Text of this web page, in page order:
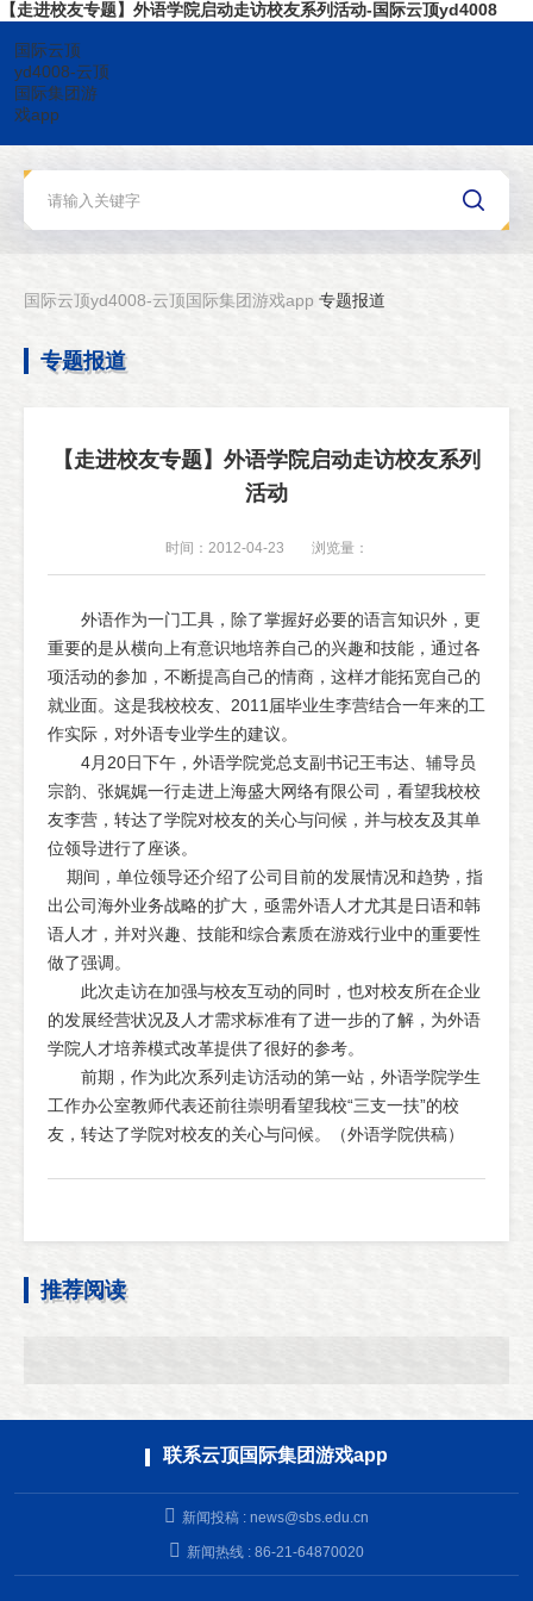
【走进校友专题】外语学院启动走访校友系列活动-国际云顶yd4008
国际云顶
yd4008-云顶
国际集团游
戏app
国际云顶yd4008-云顶国际集团游戏app 专题报道
专题报道
【走进校友专题】外语学院启动走访校友系列
活动
时间：2012-04-23 浏览量：
外语作为一门工具，除了掌握好必要的语言知识外，更
重要的是从横向上有意识地培养自己的兴趣和技能，通过各
项活动的参加，不断提高自己的情商，这样才能拓宽自己的
就业面。这是我校校友、2011届毕业生李营结合一年来的工
作实际，对外语专业学生的建议。
4月20日下午，外语学院党总支副书记王韦达、辅导员
宗韵、张娓娓一行走进上海盛大网络有限公司，看望我校校
友李营，转达了学院对校友的关心与问候，并与校友及其单
位领导进行了座谈。
期间，单位领导还介绍了公司目前的发展情况和趋势，指
出公司海外业务战略的扩大，亟需外语人才尤其是日语和韩
语人才，并对兴趣、技能和综合素质在游戏行业中的重要性
做了强调。
此次走访在加强与校友互动的同时，也对校友所在企业
的发展经营状况及人才需求标准有了进一步的了解，为外语
学院人才培养模式改革提供了很好的参考。
前期，作为此次系列走访活动的第一站，外语学院学生
工作办公室教师代表还前往崇明看望我校“三支一扶”的校
友，转达了学院对校友的关心与问候。（外语学院供稿）
推荐阅读
联系云顶国际集团游戏app
新闻投稿 : news@sbs.edu.cn
新闻热线 : 86-21-64870020